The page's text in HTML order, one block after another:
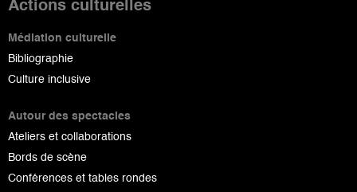
Actions culturelles
Médiation culturelle
Bibliographie
Culture inclusive
Autour des spectacles
Ateliers et collaborations
Bords de scène
Conférences et tables rondes